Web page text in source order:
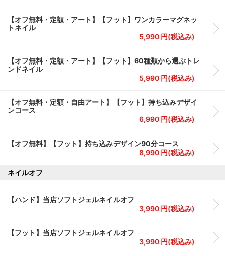
【オフ無料・定額・アート】【フット】ワンカラーマグネッ
トネイル
5,990 円(税込み)
【オフ無料・定額・アート】【フット】60種類から選ぶトレ
ンドネイル
5,990 円(税込み)
【オフ無料・定額・自由アート】【フット】持ち込みデザイ
ンコース
6,990 円(税込み)
【オフ無料】【フット】持ち込みデザイン90分コース
8,990 円(税込み)
ネイルオフ
【ハンド】当店ソフトジェルネイルオフ
3,990 円(税込み)
【フット】当店ソフトジェルネイルオフ
3,990 円(税込み)